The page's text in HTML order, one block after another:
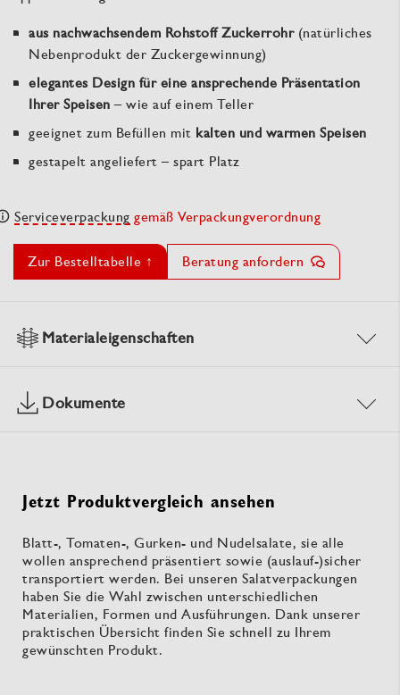
aus nachwachsendem Rohstoff Zuckerrohr(natürliches
Nebenprodukt der Zuckergewinnung)
elegantes Design für eine ansprechende Präsentation
Ihrer Speisen – wie auf einem Teller
geeignet zum Befüllen mit kalten und warmen Speisen
gestapelt angeliefert – spart Platz
Serviceverpackung gemäß Verpackungverordnung
Zur Bestelltabelle ↑ Beratung anfordern
Materialeigenschaften
Dokumente
Jetzt Produktvergleich ansehen
Blatt-, Tomaten-, Gurken- und Nudelsalate, sie alle
wollen ansprechend präsentiert sowie (auslauf-)sicher
transportiert werden. Bei unseren Salatverpackungen
haben Sie die Wahl zwischen unterschiedlichen
Materialien, Formen und Ausführungen. Dank unserer
praktischen Übersicht finden Sie schnell zu Ihrem
gewünschten Produkt.